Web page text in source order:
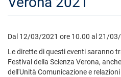
Dal 12/03/2021 ore 10.00 al 21/
Le dirette di questi eventi saranno
Festival della Scienza Verona,
dell'Unità Comunicazione e